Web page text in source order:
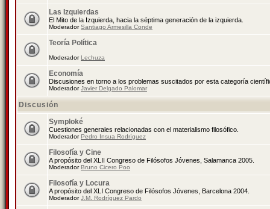
Las Izquierdas
El Mito de la Izquierda, hacia la séptima generación de la izquierda.
ModeradorSantiago Armesilla Conde
Teoría Política
ModeradorLechuza
Economía
Discusiones en torno a los problemas suscitados por esta categoría
ModeradorJavier Delgado Palomar
Discusión
Symploké
Cuestiones generales relacionadas con el materialismo filosófico.
ModeradorPedro Insua Rodríguez
Filosofía y Cine
A propósito del XLII Congreso de Filósofos Jóvenes, Salamanca 2005.
ModeradorBruno Cicero Poo
Filosofía y Locura
A propósito del XLI Congreso de Filósofos Jóvenes, Barcelona 2004.
ModeradorJ.M. Rodríguez Pardo